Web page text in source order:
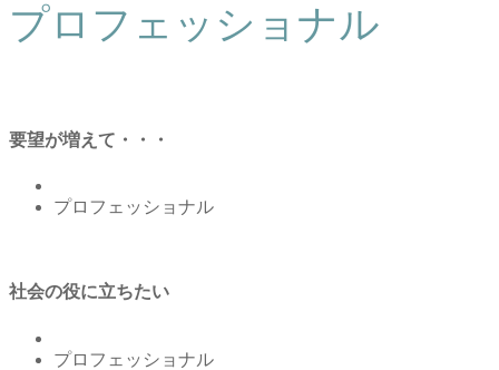
プロフェッショナル
要望が増えて・・・
プロフェッショナル
社会の役に立ちたい
プロフェッショナル